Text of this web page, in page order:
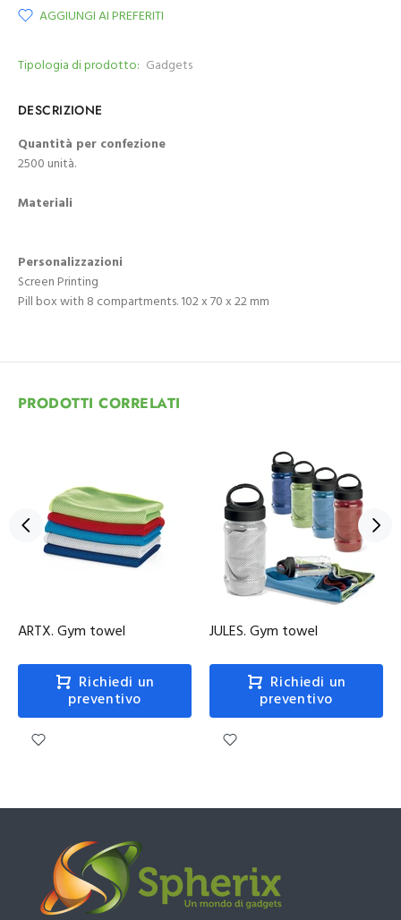
AGGIUNGI AI PREFERITI
Tipologia di prodotto: Gadgets
DESCRIZIONE
Quantità per confezione
2500 unità.
Materiali
Personalizzazioni
Screen Printing
Pill box with 8 compartments. 102 x 70 x 22 mm
PRODOTTI CORRELATI
ARTX. Gym towel
Richiedi un
preventivo
JULES. Gym towel
Richiedi un
preventivo